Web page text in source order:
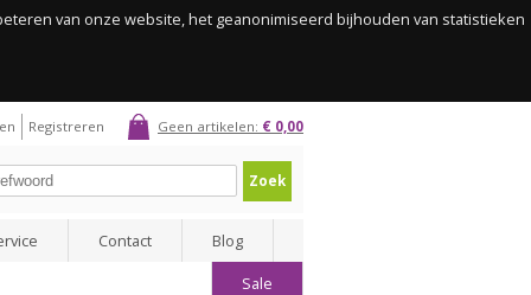
van onze website, het geanonimiseerd bijhouden van statistieken
Geen artikelen: € 0,00
Registreren
Zoek
Contact
Blog
Sale